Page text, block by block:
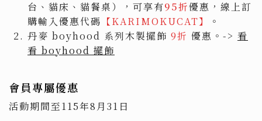
台、貓床、貓餐桌），可享有95折優惠，線上訂
購輸入優惠代碼 【KARIMOKUCAT】
。
丹麥 boyhood 系列木製擺飾 9折 優惠。-> 看
看 boyhood 擺飾
會員專屬優惠
活動期間至115年8月31日